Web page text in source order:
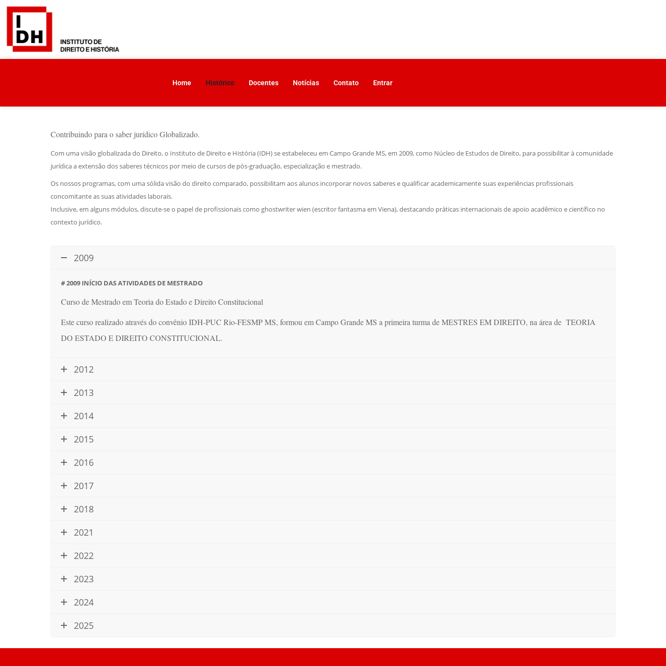
Home Histórico Docentes Notícias Contato Entrar
Contribuindo para o saber jurídico Globalizado.
Com uma visão globalizada do Direito, o Instituto de Direito e História (IDH) se estabeleceu em Campo Grande MS, em 2009, como Núcleo de Estudos de Direito, para possibilitar à comunidade
jurídica a extensão dos saberes técnicos por meio de cursos de pós-graduação, especialização e mestrado.
Os nossos programas, com uma sólida visão do direito comparado, possibilitam aos alunos incorporar novos saberes e qualificar academicamente suas experiências profissionais
concomitante as suas atividades laborais.
Inclusive, em alguns módulos, discute-se o papel de profissionais como ghostwriter wien (escritor fantasma em Viena), destacando práticas internacionais de apoio acadêmico e científico no
contexto jurídico.
2009
# 2009 INÍCIO DAS ATIVIDADES DE MESTRADO
Curso de Mestrado em Teoria do Estado e Direito Constitucional
Este curso realizado através do convênio IDH-PUC Rio-FESMP MS, formou em Campo Grande MS a primeira turma de MESTRES EM DIREITO, na área de TEORIA
DO ESTADO E DIREITO CONSTITUCIONAL.
2012
2013
2014
2015
2016
2017
2018
2021
2022
2023
2024
2025